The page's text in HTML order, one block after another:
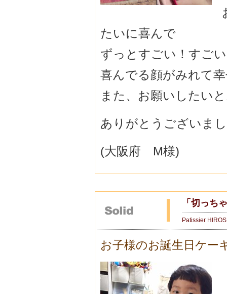
たいに喜んで
ずっとすごい！すご
喜んでる顔がみれて
また、お願いしたい
ありがとうございま
(大阪府 M様)
「切っち
Patissier
お子様のお誕生日ケー